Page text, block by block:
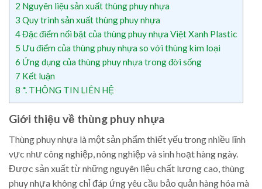
2 Nguyên liệu sản xuất thùng phuy nhựa
3 Quy trình sản xuất thùng phuy nhựa
4Đặc điểm nổi bật của thùng phuy nhựa Việt Xanh Plastic
5 Ưu điểm của thùng phuy nhựa so với thùng kim loại
6 Ứng dụng của thùng phuy nhựa trong đời sống
7 Kết luận
8 *. THÔNG TIN LIÊN HỆ
Giới thiệu về thùng phuy nhựa
Thùng phuy nhựa là một sản phẩm thiết yếu trong nhiều lĩnh
vực như công nghiệp, nông nghiệp và sinh hoạt hàng ngày.
Được sản xuất từ những nguyên liệu chất lượng cao, thùng
phuy nhựa không chỉ đáp ứng yêu cầu bảo quản hàng hóa mà